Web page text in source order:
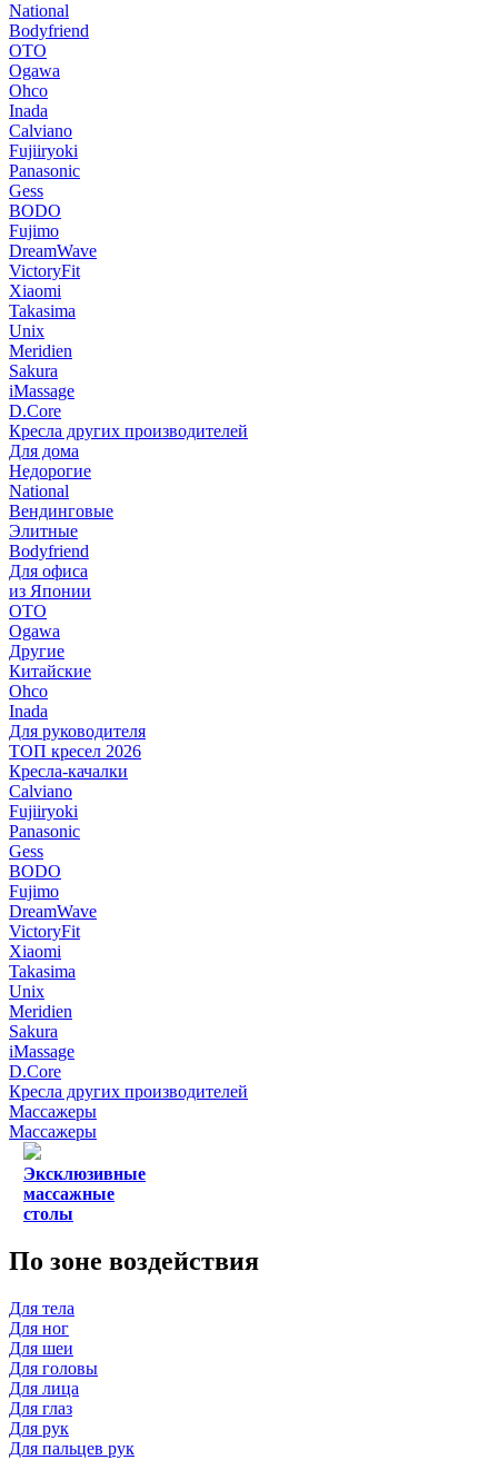
National
Bodyfriend
OTO
Ogawa
Ohco
Inada
Calviano
Fujiiryoki
Panasonic
Gess
BODO
Fujimo
DreamWave
VictoryFit
Xiaomi
Takasima
Unix
Meridien
Sakura
iMassage
D.Core
Кресла других производителей
Для дома
Недорогие
National
Вендинговые
Элитные
Bodyfriend
Для офиса
из Японии
OTO
Ogawa
Другие
Китайские
Ohco
Inada
Для руководителя
ТОП кресел 2026
Кресла-качалки
Calviano
Fujiiryoki
Panasonic
Gess
BODO
Fujimo
DreamWave
VictoryFit
Xiaomi
Takasima
Unix
Meridien
Sakura
iMassage
D.Core
Кресла других производителей
Массажеры
Массажеры
Эксклюзивные
массажные
столы
По зоне воздействия
Для тела
Для ног
Для шеи
Для головы
Для лица
Для глаз
Для рук
Для пальцев рук